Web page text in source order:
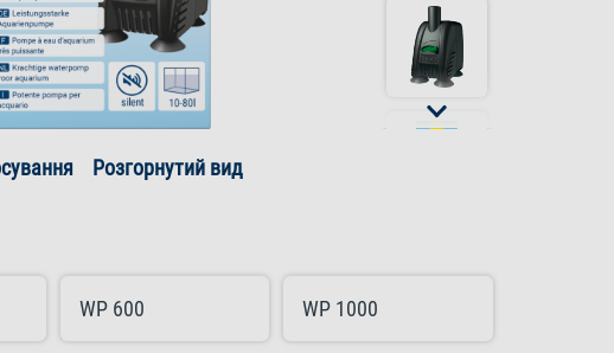
Розгорнутий вид
WP 600 WP 1000